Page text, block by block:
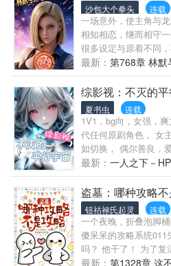
沙包大个拳头 连载
一场意外，使主角与
相知相恋，继而相守
很多设定与原着不同
小白第一次创作，很
同人嘛，完全跟原着
咱小白作者的第一本
合‘平淡’主旨。越后面
定好了，能耐着性子
去看第二本书，纯原
第一时间进去，感恩。
最新： 第768章 林默
综影视：不灭的
夏书虫 连载
1V1，bg向，女强，
代任何原剧角色， 女
如切换， 偶尔善良，
性， 尽量不ooc，尽量
母，拒绝道德绑架，
不友好就是讨厌、排
酌情避雷， 球球千
上篇结尾-黑化谢
是我的文，按照你设
不可辩驳的问题，书
为看不惯私设的剧情
最新： 一人之下－
盗墓：哪种攻略不
钮祜禄氏起灵 连载
一个夜晚，折叠泡脚
傻呆呆的攻略系统
吗？ 他干了！ 为了复
“可你是男的啊……” “
最新： 第1328章 这